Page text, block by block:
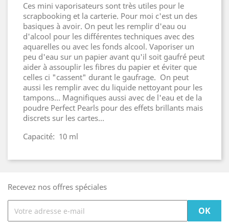
Ces mini vaporisateurs sont très utiles pour le
scrapbooking et la carterie. Pour moi c'est un des
basiques à avoir. On peut les remplir d'eau ou
d'alcool pour les différentes techniques avec des
aquarelles ou avec les fonds alcool. Vaporiser un
peu d'eau sur un papier avant qu'il soit gaufré peut
aider à assouplir les fibres du papier et éviter que
celles ci "cassent" durant le gaufrage. On peut
aussi les remplir avec du liquide nettoyant pour les
tampons... Magnifiques aussi avec de l'eau et de la
poudre Perfect Pearls pour des effets brillants mais
discrets sur les cartes...
Capacité: 10 ml
Recevez nos offres spéciales